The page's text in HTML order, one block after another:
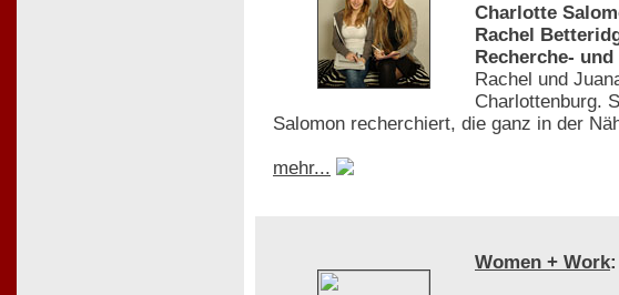
Charlotte
Rachel
Recherche-
Rachel und
Charlottenburg.
Salomon recherchiert, die ganz in der
mehr...
Women + Work: